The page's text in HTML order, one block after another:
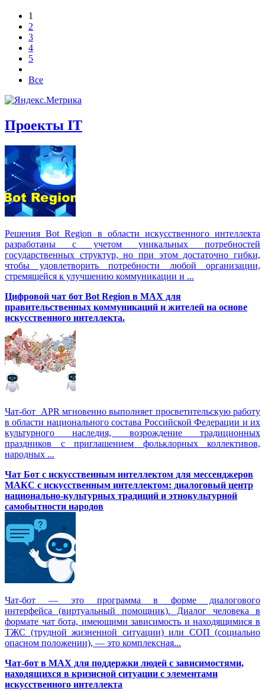
1
2
3
4
5
Все
Проекты IT
Решения Вot Region в области искусственного интеллекта
разработаны с учетом уникальных потребностей
государственных структур, но при этом достаточно гибки,
чтобы удовлетворить потребности любой организации,
стремящейся к улучшению коммуникации и ...
Цифровой чат бот Вot Region в MAX для
правительственных коммуникаций и жителей на основе
искусственного интеллекта.
Чат-бот APR мгновенно выполняет просветительскую работу
в области национального состава Российской Федерации и их
культурного наследия, возрождение традиционных
праздников с приглашением фольклорных коллективов,
народных ...
Чат Бот с искусственным интеллектом для мессенджеров
МАКС с искусственным интеллектом: диалоговый центр
национально-культурных традиций и этнокультурной
самобытности народов
Чат-бот — это программа в форме диалогового
интерфейса (виртуальный помощник). Диалог человека в
формате чат бота, имеющими зависимость и находящимися в
ТЖС (трудной жизненной ситуации) или СОП (социально
опасном положении), — это комплексная...
Чат-бот в MAX для поддержки людей с зависимостями,
находящихся в кризисной ситуации с элементами
искусственного интеллекта